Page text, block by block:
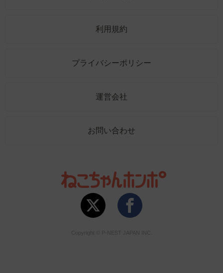
利用規約
プライバシーポリシー
運営会社
お問い合わせ
Copyright © P-NEST JAPAN INC.